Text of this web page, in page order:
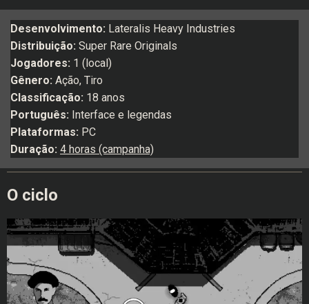
Desenvolvimento: Lateralis Heavy Industries
Distribuição: Super Rare Originals
Jogadores: 1 (local)
Gênero: Ação, Tiro
Classificação: 18 anos
Português: Interface e legendas
Plataformas: PC
Duração: 4 horas (campanha)
O ciclo